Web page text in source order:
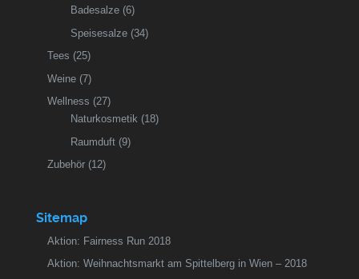
Badesalze (6)
Speisesalze (34)
Tees (25)
Weine (7)
Wellness (27)
Naturkosmetik (18)
Raumduft (9)
Zubehör (12)
Sitemap
Aktion: Fairness Run 2018
Aktion: Weihnachtsmarkt am Spittelberg in Wien – 2018